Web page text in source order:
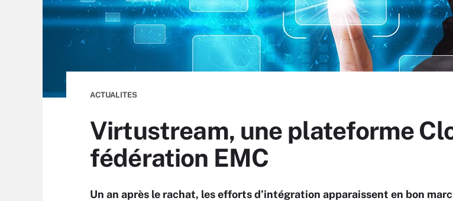
ACTUALITES
Virtustream, une plateforme
fédération EMC
Un an après le rachat, les efforts d’intégration apparaissent en bon